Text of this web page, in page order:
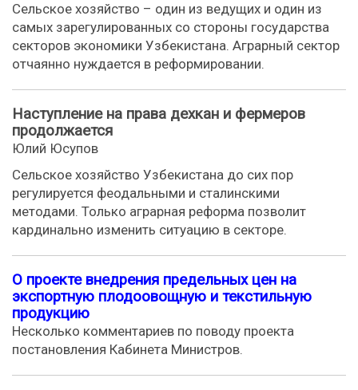
Сельское хозяйство – один из ведущих и один из
самых зарегулированных со стороны государства
секторов экономики Узбекистана. Аграрный сектор
отчаянно нуждается в реформировании.
Наступление на права дехкан и фермеров
продолжается
Юлий Юсупов
Сельское хозяйство Узбекистана до сих пор
регулируется феодальными и сталинскими
методами. Только аграрная реформа позволит
кардинально изменить ситуацию в секторе.
О проекте внедрения предельных цен на
экспортную плодоовощную и текстильную
продукцию
Несколько комментариев по поводу проекта
постановления Кабинета Министров.